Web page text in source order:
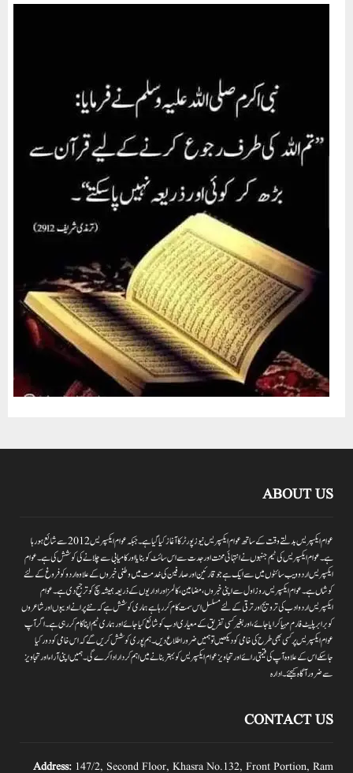
ABOUT US
عوام ایکسپریس بدلتے وقت کے ساتھ عوام ایکسپریس نیوز پورٹر کا آغاز کیا گیا ہے۔جبکہ عوام ایکسپریس 2012سے شائع ہورہا
ہے۔ عوام ایکسپریس کی ٹیم جنہوں نے انتہائی محنت اور جدت سے اس سائٹ کو بنایا اور کامیابی سے چلانے کی کوشش کی ہے۔عوام
ایکسپریس اردو ویب سائٹوں میں سے ایک ہے جو قارئین اور صارفین کی خدمت میں وطنی خبروں کے علاوہ اردو کو فروغ کے لئے
کوشاں ہے۔عوام ایکسپریس روز اول سے اپنی خبروں ،مضامین ،کالمز اور اداریوں کے ذریعہ ہمیشہ سچ کو ترجیح دی ہے۔عوام
ایکسپریس اردو ادب کی ترویج اور ترقی کے لئے مسلسل اس سمت کام کر رہا ہے ہماری کوشش ہے کہ نئے پرانے ادیبوں اور شاعروں
کو برابر پلیٹ فارم مہیا کرایا جائے،اور بغیر کسی تفریق کے معیاری ادب کو شائع کیا جائے اور ہماری ٹیم اپنا کام کر رہی ہے۔اگر آپ
عوام ایکسپریس پر کسی بھی طرح کی خامی کو دیکھیں تو ہمیں ضرور اطلاع دیں۔ہم پوری کوشش کریں گے کہ اس خامی کو دور کیا
جاسکے اس کے علاوہ آپ کی قیمتی رائے اور تجاویز عوام ایکسپریس کو بہتر بنانے میں اہم کردار اداکرے گی۔ہمیں اپنی آراءاور تجاویز
سے ضرور آگاہ کیجئے۔ ادارہ
CONTACT US
Address: 147/2, Second Floor, Khasra No.132, Front Portion, Ram